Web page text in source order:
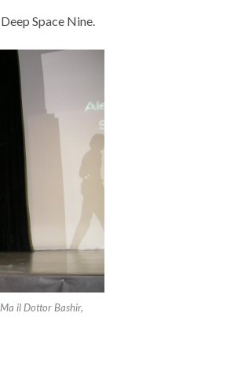
Space Nine.
il Dottor Bashir,